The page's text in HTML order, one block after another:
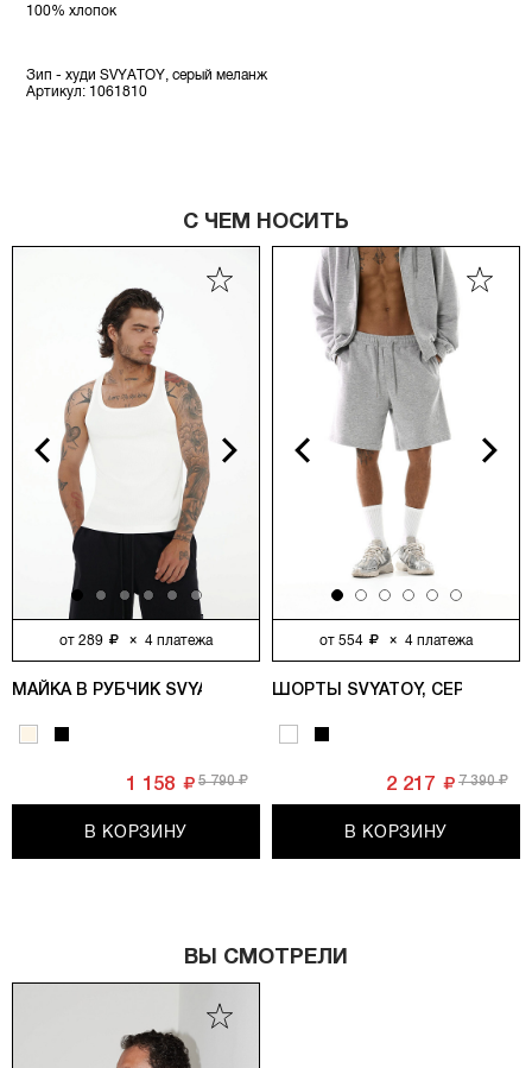
100% хлопок
Зип - худи SVYATOY, серый меланж
Артикул: 1061810
С ЧЕМ НОСИТЬ
Next
от 289 × 4 платежа
МАЙКА В РУБЧИК SVYATOY, МОЛОЧНЫЙ
5 790
1 158
В КОРЗИНУ
Previous Next
от 554 × 4 платежа
ШОРТЫ SVYATOY, СЕРЫЙ
7 390
2 217
В КОРЗИНУ
ВЫ СМОТРЕЛИ